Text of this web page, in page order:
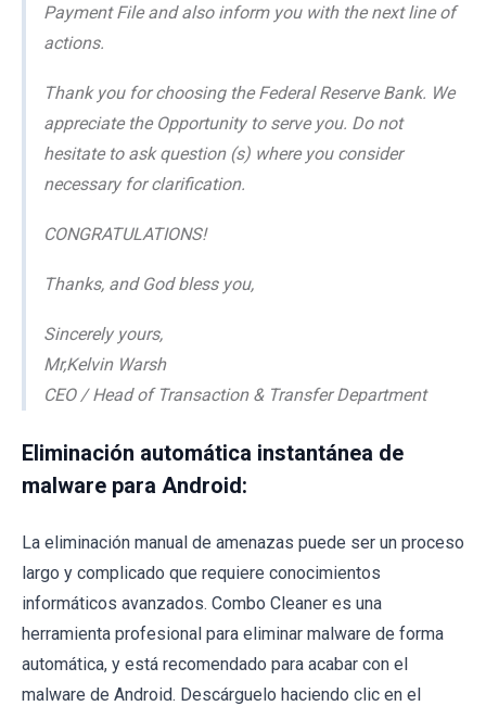
Payment File and also inform you with the next line of
actions.
Thank you for choosing the Federal Reserve Bank. We
appreciate the Opportunity to serve you. Do not
hesitate to ask question (s) where you consider
necessary for clarification.
CONGRATULATIONS!
Thanks, and God bless you,
Sincerely yours,
Mr,Kelvin Warsh
CEO / Head of Transaction & Transfer Department
Eliminación automática instantánea de
malware para Android:
La eliminación manual de amenazas puede ser un proceso
largo y complicado que requiere conocimientos
informáticos avanzados. Combo Cleaner es una
herramienta profesional para eliminar malware de forma
automática, y está recomendado para acabar con el
malware de Android. Descárguelo haciendo clic en el